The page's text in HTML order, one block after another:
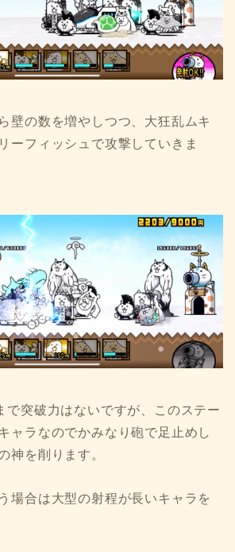
壁の数を増やしつつ、大狂乱ムキ
ーフィッシュで攻撃していきま
で突破力はないですが、このステー
ャラなのでかみなり砲で足止めし
神を削ります。
場合は大型の射程が長いキャラを